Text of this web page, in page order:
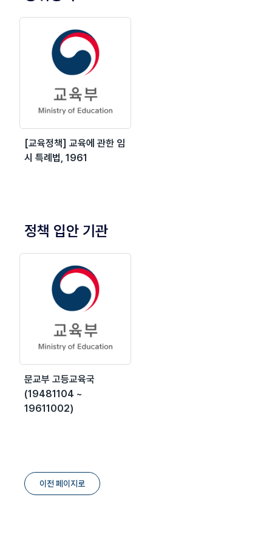
[교육정책] 교육에 관한 임
시 특례법, 1961
정책 입안 기관
문교부 고등교육국
(19481104 ~
19611002)
이전 페이지로